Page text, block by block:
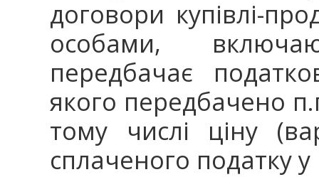
договори купівлі-
особами,
передбачає
якого передбачено
тому числі ціну
сплаченого податку